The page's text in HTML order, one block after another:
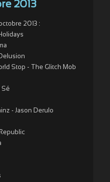
2013
2013 :
Stop - The Glitch Mob
Sé
- Jason Derulo